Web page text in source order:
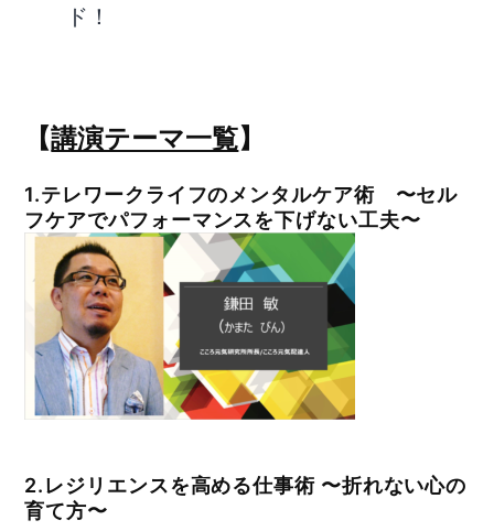
ド！
【講演テーマ一覧】
1.テレワークライフのメンタルケア術 〜セル
フケアでパフォーマンスを下げない工夫〜
2.レジリエンスを高める仕事術 〜折れない心の
育て方〜